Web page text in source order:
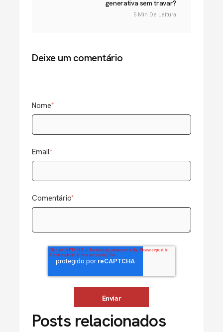
generativa sem travar?
5 Min De Leitura
Deixe um comentário
Nome*
Email*
Comentário*
Posts relacionados